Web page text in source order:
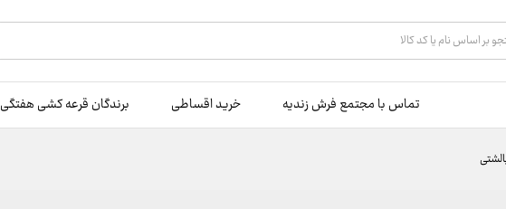
ها
تماس با مجتمع فرش زندیه خرید اقساطی برندگان قرعه کشی هفتگی